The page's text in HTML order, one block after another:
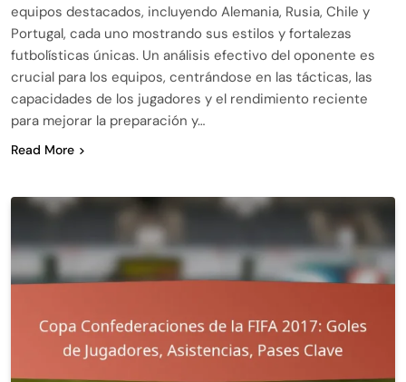
equipos destacados, incluyendo Alemania, Rusia, Chile y
Portugal, cada uno mostrando sus estilos y fortalezas
futbolísticas únicas. Un análisis efectivo del oponente es
crucial para los equipos, centrándose en las tácticas, las
capacidades de los jugadores y el rendimiento reciente
para mejorar la preparación y…
Read More